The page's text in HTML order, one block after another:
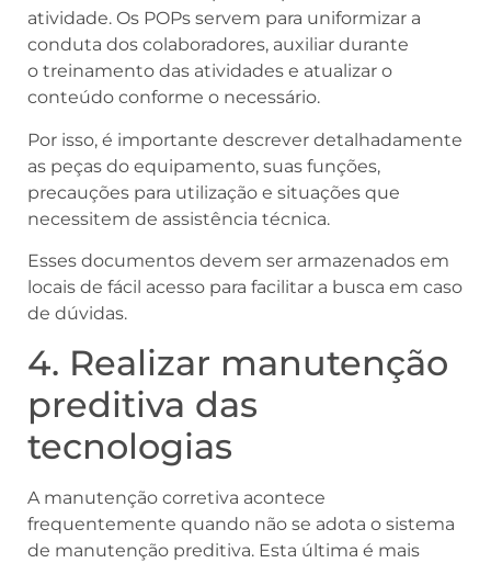
atividade. Os POPs servem para uniformizar a
conduta dos colaboradores, auxiliar durante
o treinamento das atividades e atualizar o
conteúdo conforme o necessário.
Por isso, é importante descrever detalhadamente
as peças do equipamento, suas funções,
precauções para utilização e situações que
necessitem de assistência técnica.
Esses documentos devem ser armazenados em
locais de fácil acesso para facilitar a busca em caso
de dúvidas.
4. Realizar manutenção
preditiva das
tecnologias
A manutenção corretiva acontece
frequentemente quando não se adota o sistema
de manutenção preditiva. Esta última é mais